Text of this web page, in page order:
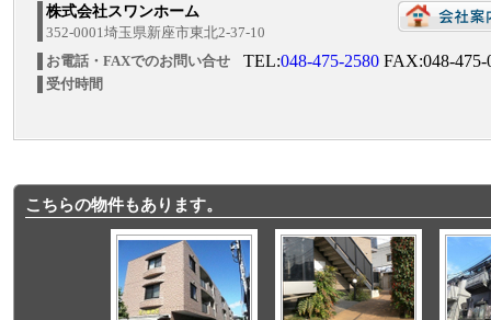
株式会社スワンホーム
352-0001埼玉県新座市東北2-37-10
お電話・FAXでのお問い合せ
TEL:048-475-2580 FAX:048-475-
受付時間
こちらの物件もあります。